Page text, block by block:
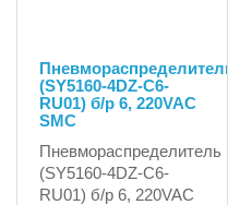
Пневмораспределитель
(SY5160-4DZ-C6-
RU01) б/р 6, 220VAC
SMC
Пневмораспределитель
(SY5160-4DZ-C6-
RU01) б/р 6, 220VAC